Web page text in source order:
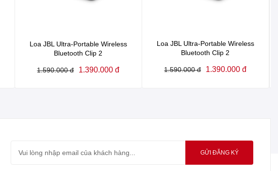
Loa JBL Ultra-Portable Wireless
Bluetooth Clip 2
1.590.000 đ 1.390.000 đ
Loa JBL Ultra-Portable Wireless
Bluetooth Clip 2
1.590.000 đ 1.390.000 đ
GỬI ĐĂNG KÝ